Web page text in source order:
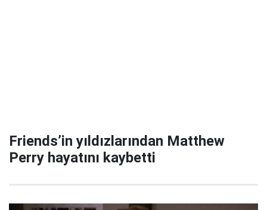
Friends’in yıldızlarından Matthew
Perry hayatını kaybetti